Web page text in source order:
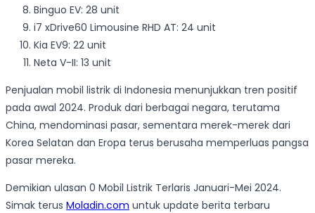
Binguo EV: 28 unit
i7 xDrive60 Limousine RHD AT: 24 unit
Kia EV9: 22 unit
Neta V-II: 13 unit
Penjualan mobil listrik di Indonesia menunjukkan tren positif
pada awal 2024. Produk dari berbagai negara, terutama
China, mendominasi pasar, sementara merek-merek dari
Korea Selatan dan Eropa terus berusaha memperluas pangsa
pasar mereka.
Demikian ulasan 0 Mobil Listrik Terlaris Januari-Mei 2024.
Simak terus Moladin.com untuk update berita terbaru